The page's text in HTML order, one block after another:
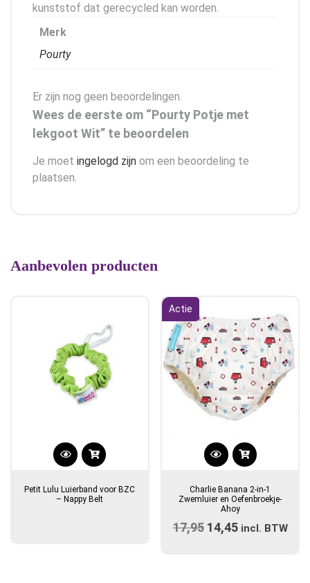
kunststof dat gerecycled kan worden.
Merk
Pourty
Er zijn nog geen beoordelingen.
Wees de eerste om “Pourty Potje met
lekgoot Wit” te beoordelen
Je moet ingelogd zijn om een beoordeling te
plaatsen.
Aanbevolen producten
Petit Lulu Luierband voor BZC
– Nappy Belt
Actie
Dit
heeft
meerdere
variaties.
Charlie Banana 2-in-1
Zwemluier en Oefenbroekje-
Ahoy
17,95 Oorspronkelijke
14,45Huidige
incl. BTW